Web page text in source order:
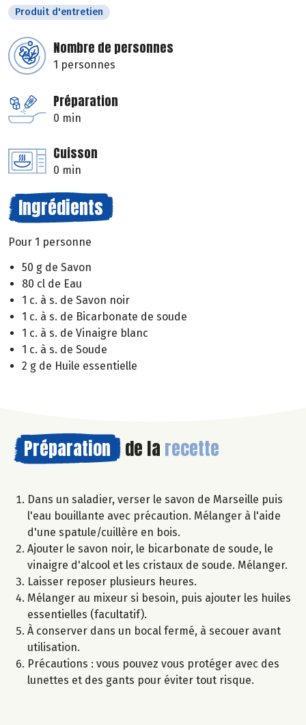
Produit d'entretien
Nombre de personnes
1 personnes
Préparation
0 min
Cuisson
0 min
Ingrédients
Pour 1 personne
50 g de Savon
80 cl de Eau
1 c. à s. de Savon noir
1 c. à s. de Bicarbonate de soude
1 c. à s. de Vinaigre blanc
1 c. à s. de Soude
2 g de Huile essentielle
Préparation de la recette
Dans un saladier, verser le savon de Marseille puis
l'eau bouillante avec précaution. Mélanger à l'aide
d'une spatule/cuillère en bois.
Ajouter le savon noir, le bicarbonate de soude, le
vinaigre d'alcool et les cristaux de soude. Mélanger.
Laisser reposer plusieurs heures.
Mélanger au mixeur si besoin, puis ajouter les huiles
essentielles (facultatif).
À conserver dans un bocal fermé, à secouer avant
utilisation.
Précautions : vous pouvez vous protéger avec des
lunettes et des gants pour éviter tout risque.